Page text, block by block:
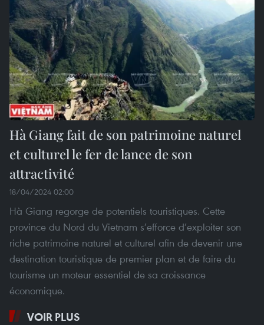
Hà Giang fait de son patrimoine naturel
et culturel le fer de lance de son
attractivité
18/04/2024 02:00
Hà Giang regorge de potentiels touristiques. Cette
province du Nord du Vietnam s’efforce d’exploiter son
riche patrimoine naturel et culturel afin de devenir une
destination touristique de premier plan et de faire du
tourisme un moteur essentiel de sa croissance
économique.
VOIR PLUS